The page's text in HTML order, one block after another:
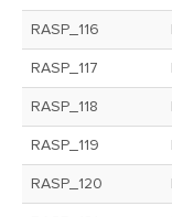
RASP_116
RASP_117
RASP_118
RASP_119
RASP_120